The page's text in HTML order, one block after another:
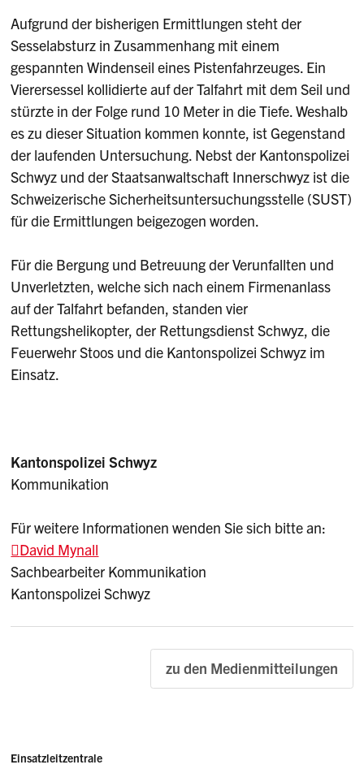
Aufgrund der bisherigen Ermittlungen steht der
Sesselabsturz in Zusammenhang mit einem
gespannten Windenseil eines Pistenfahrzeuges. Ein
Vierersessel kollidierte auf der Talfahrt mit dem Seil und
stürzte in der Folge rund 10 Meter in die Tiefe. Weshalb
es zu dieser Situation kommen konnte, ist Gegenstand
der laufenden Untersuchung. Nebst der Kantonspolizei
Schwyz und der Staatsanwaltschaft Innerschwyz ist die
Schweizerische Sicherheitsuntersuchungsstelle (SUST)
für die Ermittlungen beigezogen worden.
Für die Bergung und Betreuung der Verunfallten und
Unverletzten, welche sich nach einem Firmenanlass
auf der Talfahrt befanden, standen vier
Rettungshelikopter, der Rettungsdienst Schwyz, die
Feuerwehr Stoos und die Kantonspolizei Schwyz im
Einsatz.
Kantonspolizei Schwyz
Kommunikation
Für weitere Informationen wenden Sie sich bitte an:
David Mynall
Sachbearbeiter Kommunikation
Kantonspolizei Schwyz
zu den Medienmitteilungen
Einsatzleitzentrale